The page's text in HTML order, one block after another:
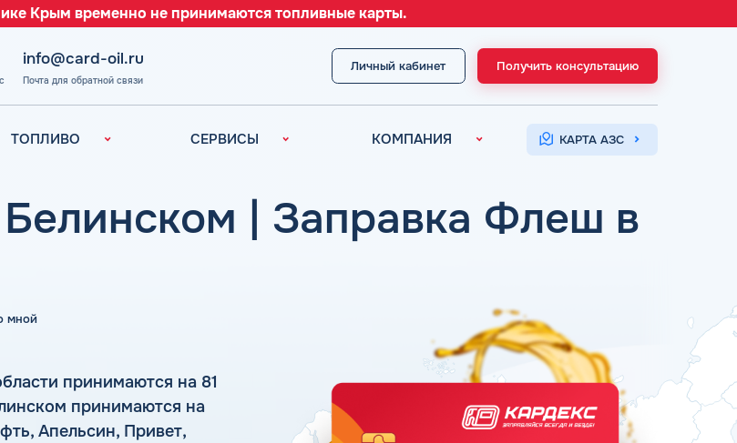
Крым временно не принимаются топливные карты.
info@card-oil.ru
Почта для обратной связи
Личный кабинет Получить консультацию
ТОПЛИВО
Бензин
Топливные бренды
Калькулятор
расхода топлива
Статьи
СЕРВИСЫ
Документооборот
(ЭДО)
КОМПАНИЯ КАРТА АЗС
мной
| Заправка Флеш в
принимаются на 81
принимаются на
Апельсин, Привет,